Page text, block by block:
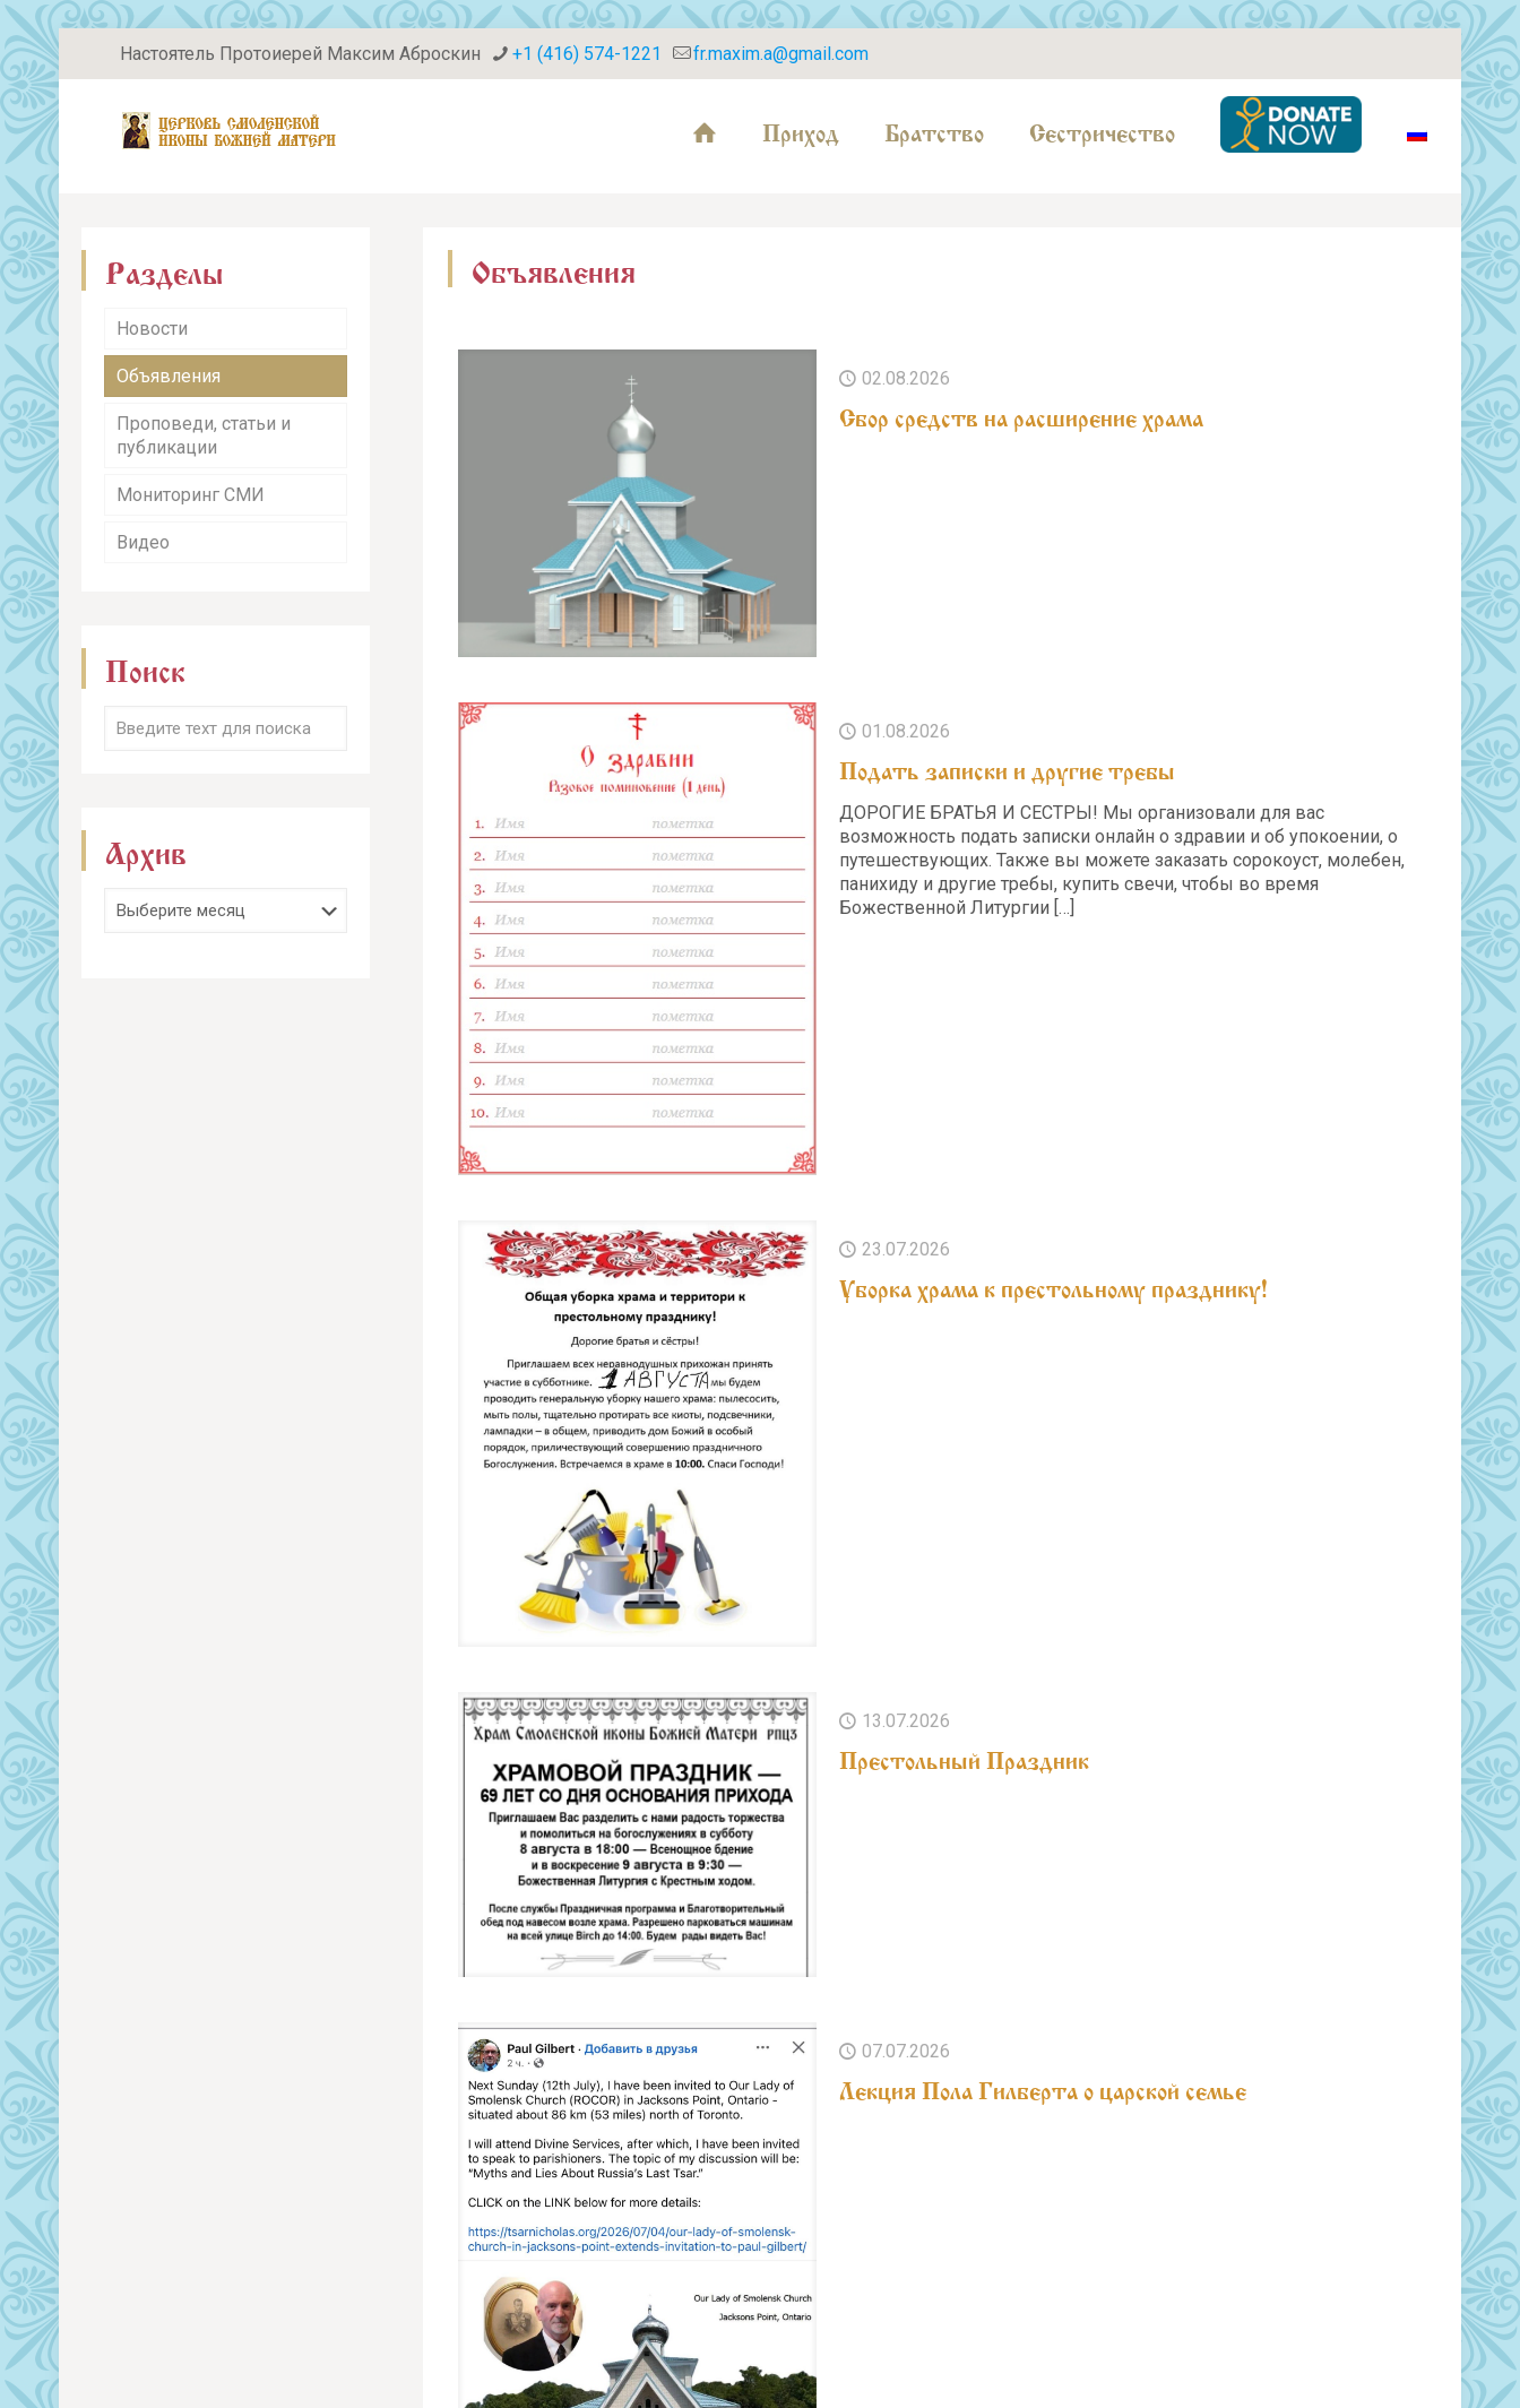
Настоятель Протоиерей Максим Аброскин +1 (416) 574-1221 fr.maxim.a@gmail.com
Приход Братство Сестричество
Объявления
02.08.2026
Cбор средств на расширение храма
01.08.2026
Подать записки и другие требы
ДОРОГИЕ БРАТЬЯ И СЕСТРЫ! Мы организовали для вас
возможность подать записки онлайн о здравии и об упокоении, о
путешествующих. Также вы можете заказать сорокоуст, молебен,
панихиду и другие требы, купить свечи, чтобы во время
Божественной Литургии […]
23.07.2026
Уборка храма к престольному празднику!
13.07.2026
Престольный Праздник
07.07.2026
Лекция Пола Гилберта о царской семье
Разделы
Новости
Объявления
Проповеди, статьи и
публикации
Мониторинг СМИ
Видео
Поиск
Архив
Архив